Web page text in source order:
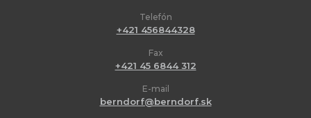
Telefón
+421 456844328
Fax
+421 45 6844 312
E-mail
berndorf@berndorf.sk